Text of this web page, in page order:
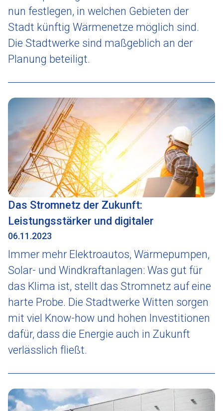
nun festlegen, in welchen Gebieten der
Stadt künftig Wärmenetze möglich sind.
Die Stadtwerke sind maßgeblich an der
Planung beteiligt.
Das Stromnetz der Zukunft:
Leistungsstärker und digitaler
06.11.2023
Immer mehr Elektroautos, Wärmepumpen,
Solar- und Windkraftanlagen: Was gut für
das Klima ist, stellt das Stromnetz auf eine
harte Probe. Die Stadtwerke Witten sorgen
mit viel Know-how und hohen Investitionen
dafür, dass die Energie auch in Zukunft
verlässlich fließt.